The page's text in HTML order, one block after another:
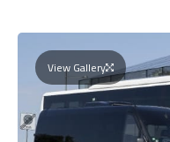
View Gallery